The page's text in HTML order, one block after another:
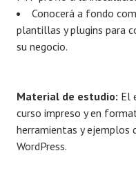
Conocerá a fondo
plantillas y plugins para
su negocio.
Material de estudio: El
curso impreso y en
herramientas y ejemplos
WordPress.